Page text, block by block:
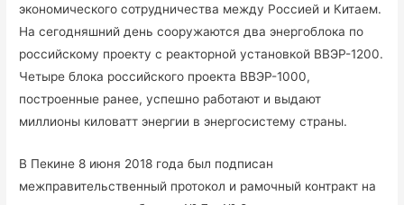
экономического сотрудничества между Россией и Китаем.
На сегодняшний день сооружаются два энергоблока по
российскому проекту с реакторной установкой ВВЭР-1200.
Четыре блока российского проекта ВВЭР-1000,
построенные ранее, успешно работают и выдают
миллионы киловатт энергии в энергосистему страны.
В Пекине 8 июня 2018 года был подписан
межправительственный протокол и рамочный контракт на